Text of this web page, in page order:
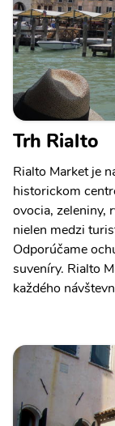
Trh Rialto
Rialto Market je
historickom
ovocia, zeleniny,
nielen medzi
Odporúčame
suveníry. Rialto
každého